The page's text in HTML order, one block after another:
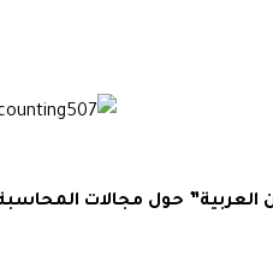
العربية” حول مجالات المحاسبة